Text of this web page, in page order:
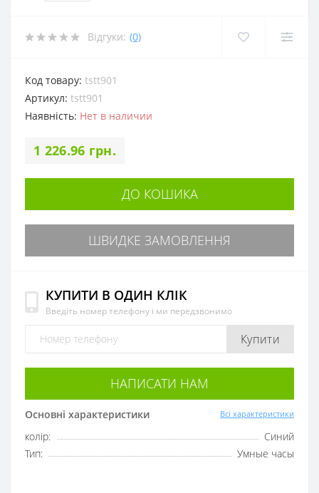
Відгуки: (0)
Код товару: tstt901
Артикул: tstt901
Наявність: Нет в наличии
1 226.96 грн.
ДО КОШИКА
ШВИДКЕ ЗАМОВЛЕННЯ
КУПИТИ В ОДИН КЛІК
Введіть номер телефону і ми передзвонимо
Купити
НАПИСАТИ НАМ
Основні характеристики Всі характеристики
колір:
Синий
Тип:
Умные часы